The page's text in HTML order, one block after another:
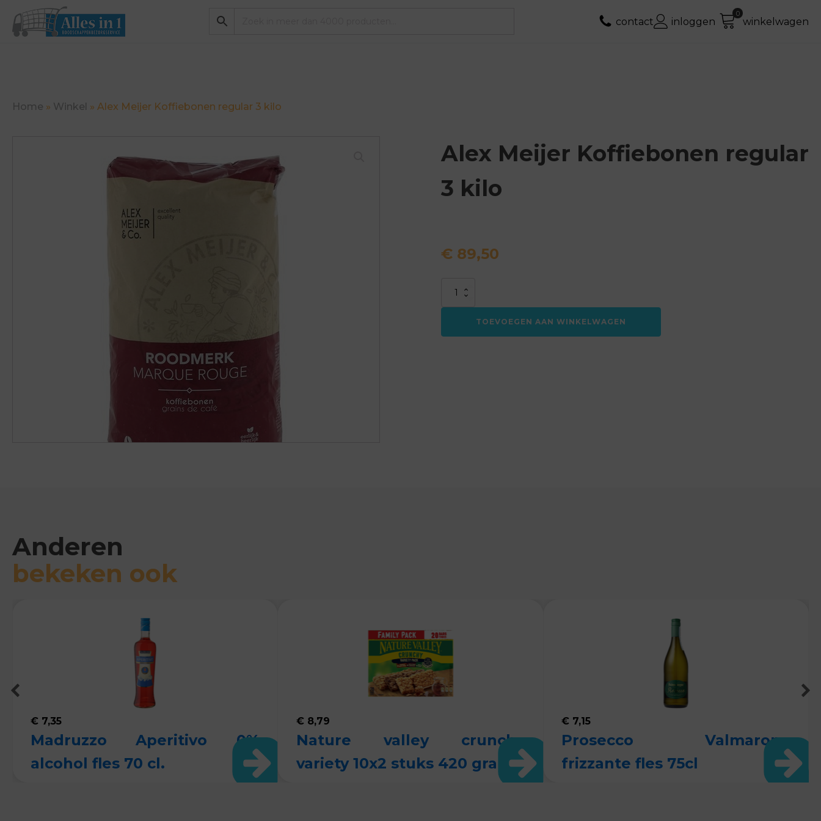
contact inloggen winkelwagen
Home » Winkel » Alex Meijer Koffiebonen regular 3 kilo
Alex Meijer Koffiebonen regular
3 kilo
€ 89,50
Alex
Koffiebonen
3
TOEVOEGEN AAN WINKELWAGEN
Anderen
bekeken ook
€ 7,35
Madruzzo Aperitivo 0%
alcohol fles 70 cl.
€ 8,79
Nature valley crunchy
variety 10x2 stuks 420 gram
€ 7,15
Prosecco Valmarone
frizzante fles 75cl